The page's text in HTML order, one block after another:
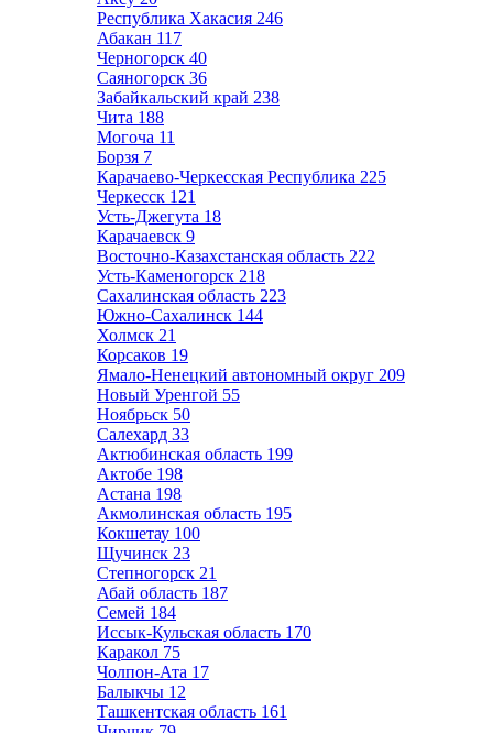
Республика Хакасия 246
Абакан 117
Черногорск 40
Саяногорск 36
Забайкальский край 238
Чита 188
Могоча 11
Борзя 7
Карачаево-Черкесская Республика 225
Черкесск 121
Усть-Джегута 18
Карачаевск 9
Восточно-Казахстанская область 222
Усть-Каменогорск 218
Сахалинская область 223
Южно-Сахалинск 144
Холмск 21
Корсаков 19
Ямало-Ненецкий автономный округ 209
Новый Уренгой 55
Ноябрьск 50
Салехард 33
Актюбинская область 199
Актобе 198
Астана 198
Акмолинская область 195
Кокшетау 100
Щучинск 23
Степногорск 21
Абай область 187
Семей 184
Иссык-Кульская область 170
Каракол 75
Чолпон-Ата 17
Балыкчы 12
Ташкентская область 161